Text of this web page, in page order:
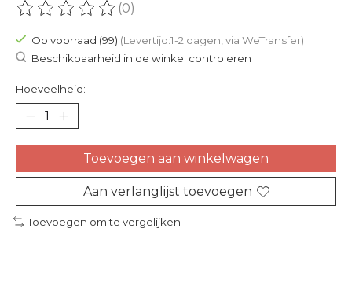
De beoordeling van dit product is
(0)
Op voorraad (99) (Levertijd:1-2 dagen, via WeTransfer)
Beschikbaarheid in de winkel controleren
Hoeveelheid:
Toevoegen aan winkelwagen
Aan verlanglijst toevoegen
Toevoegen om te vergelijken